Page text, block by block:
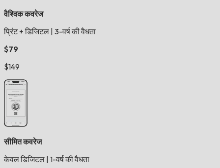
वैश्विक कवरेज
प्रिंट + डिजिटल 3-वर्ष की वैधता
$79
$149
सीमित कवरेज
केवल डिजिटल 1-वर्ष की वैधता